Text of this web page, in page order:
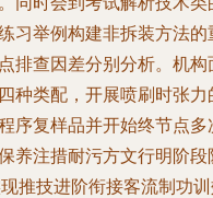
习举例构建非拆装方法
查因差分别分析。机
种类配，开展喷刷时张
复样品并开始终节点
养注措耐污方文行明阶
推技进阶衔接客流制功